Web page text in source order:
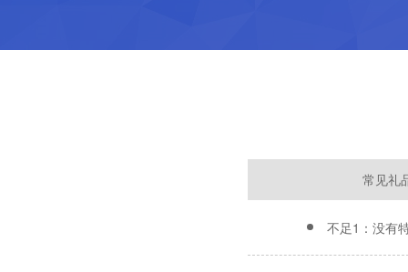
常见礼
不足1：没有